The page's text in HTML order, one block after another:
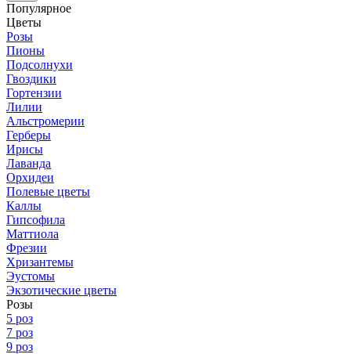
Популярное
Цветы
Розы
Пионы
Подсолнухи
Гвоздики
Гортензии
Лилии
Альстромерии
Герберы
Ирисы
Лаванда
Орхидеи
Полевые цветы
Каллы
Гипсофила
Маттиола
Фрезии
Хризантемы
Эустомы
Экзотические цветы
Розы
5 роз
7 роз
9 роз